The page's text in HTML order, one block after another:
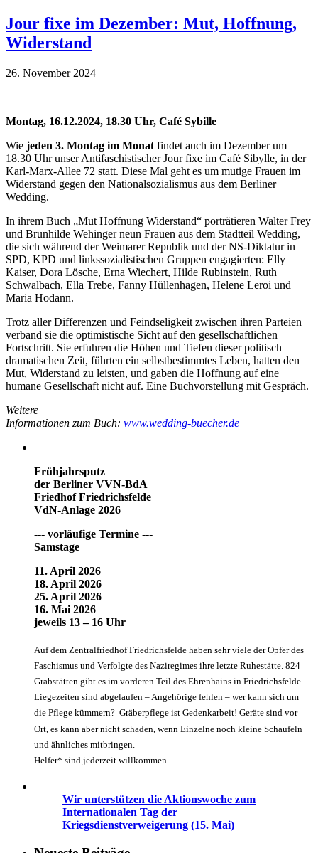
Jour fixe im Dezember: Mut, Hoffnung,
Widerstand
26. November 2024
Montag, 16.12.2024, 18.30 Uhr, Café Sybille
Wie jeden 3. Montag im Monat findet auch im Dezember um
18.30 Uhr unser Antifaschistischer Jour fixe im Café Sibylle, in der
Karl-Marx-Allee 72 statt. Diese Mal geht es um mutige Frauen im
Widerstand gegen den Nationalsozialismus aus dem Berliner
Wedding.
In ihrem Buch „Mut Hoffnung Widerstand“ porträtieren Walter Frey
und Brunhilde Wehinger neun Frauen aus dem Stadtteil Wedding,
die sich während der Weimarer Republik und der NS-Diktatur in
SPD, KPD und linkssozialistischen Gruppen engagierten: Elly
Kaiser, Dora Lösche, Erna Wiechert, Hilde Rubinstein, Ruth
Schwalbach, Ella Trebe, Fanny Hüllenhagen, Helene Leroi und
Maria Hodann.
Trotz aller Differenzen und Feindseligkeit zwischen ihren Parteien
verband sie die optimistische Sicht auf den gesellschaftlichen
Fortschritt. Sie erfuhren die Höhen und Tiefen dieser politisch
dramatischen Zeit, führten ein selbstbestimmtes Leben, hatten den
Mut, Widerstand zu leisten, und gaben die Hoffnung auf eine
humane Gesellschaft nicht auf. Eine Buchvorstellung mit Gespräch.
Weitere
Informationen zum Buch: www.wedding-buecher.de
Frühjahrsputz
der Berliner VVN-BdA
Friedhof Friedrichsfelde
VdN-Anlage 2026
--- vorläufige Termine ---
Samstage
11. April 2026
18. April 2026
25. April 2026
16. Mai 2026
jeweils 13 – 16 Uhr
Auf dem Zentralfriedhof Friedrichsfelde haben sehr viele der Opfer des
Faschismus und Verfolgte des Naziregimes ihre letzte Ruhestätte. 824
Grabstätten gibt es im vorderen Teil des Ehrenhains in Friedrichsfelde.
Liegezeiten sind abgelaufen – Angehörige fehlen – wer kann sich um
die Pflege kümmern? Gräberpflege ist Gedenkarbeit! Geräte sind vor
Ort, es kann aber nicht schaden, wenn Einzelne noch kleine Schaufeln
und ähnliches mitbringen.
Helfer* sind jederzeit willkommen
Wir unterstützen die Aktionswoche zum
Internationalen Tag der
Kriegsdienstverweigerung (15. Mai)